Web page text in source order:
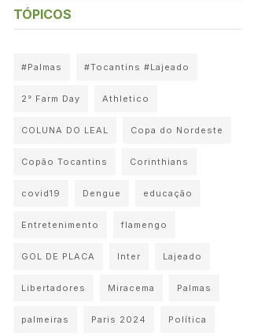
TÓPICOS
#Palmas #Tocantins #Lajeado
2° Farm Day Athletico
COLUNA DO LEAL Copa do Nordeste
Copão Tocantins Corinthians
covid19 Dengue educação
Entretenimento flamengo
GOL DE PLACA Inter Lajeado
Libertadores Miracema Palmas
palmeiras Paris 2024 Política